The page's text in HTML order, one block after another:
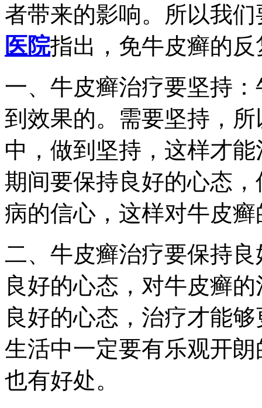
者带来的影响。所以我
医院指出，免牛皮癣的
一、牛皮癣治疗要坚持
到效果的。需要坚持，
中，做到坚持，这样才
期间要保持良好的心态
病的信心，这样对牛皮
二、牛皮癣治疗要保持
良好的心态，对牛皮癣
良好的心态，治疗才能
生活中一定要有乐观开
也有好处。